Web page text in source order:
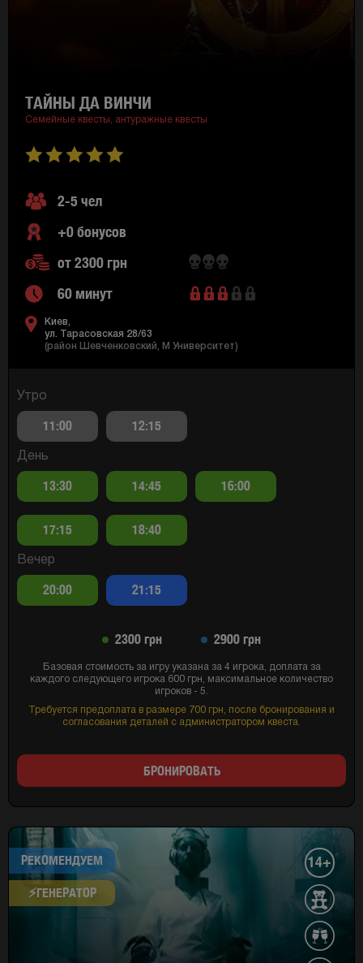
ТАЙНЫ ДА ВИНЧИ
Семейные квесты, антуражные квесты
2-5 чел
+0 бонусов
от 2300 грн
60 минут
Киев,
ул. Тарасовская 28/63
(район Шевченковский, M Университет)
Утро
11:00 12:15
День
13:30 14:45 16:00
17:15 18:40
Вечер
20:00 21:15
2300 грн 2900 грн
Базовая стоимость за игру указана за 4 игрока, доплата за
каждого следующего игрока 600 грн, максимальное количество
игроков - 5.
Требуется предоплата в размере 700 грн, после бронирования и
согласования деталей с администратором квеста.
БРОНИРОВАТЬ
РЕКОМЕНДУЕМ
⚡​ГЕНЕРАТОР
14+